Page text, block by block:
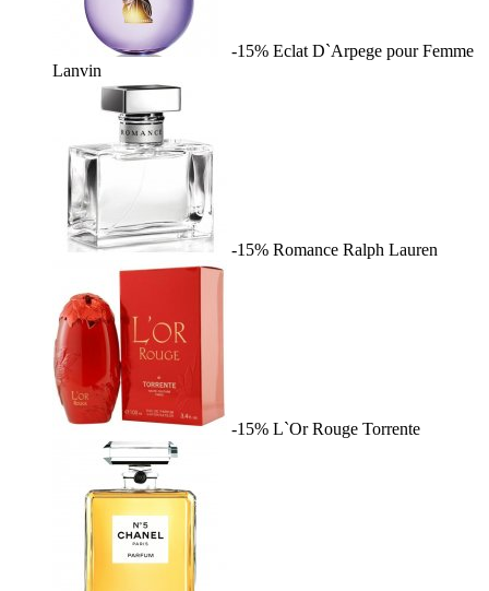
-15% Eclat D`Arpege pour Femme
Lanvin
-15% Romance Ralph Lauren
-15% L`Or Rouge Torrente